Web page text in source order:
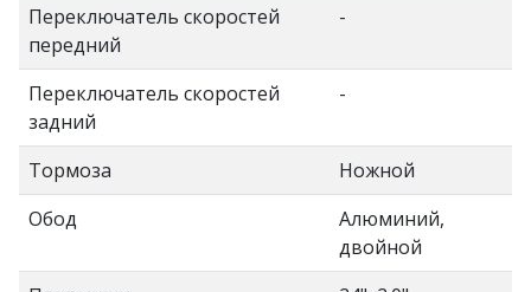
Переключатель скоростей
передний
-
Переключатель скоростей
задний
-
Тормоза
Ножной
Обод
Алюминий,
двойной